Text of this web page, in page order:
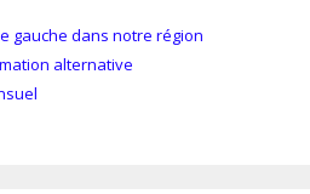
gauche dans notre région
alternative